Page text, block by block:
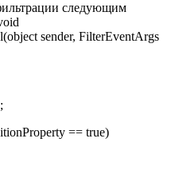
следующим
sender, FilterEventArgs
== true)